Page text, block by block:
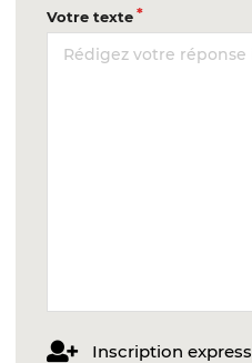
Votre texte
Inscription express